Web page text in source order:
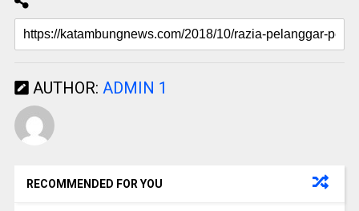
AUTHOR: ADMIN 1
RECOMMENDED FOR YOU